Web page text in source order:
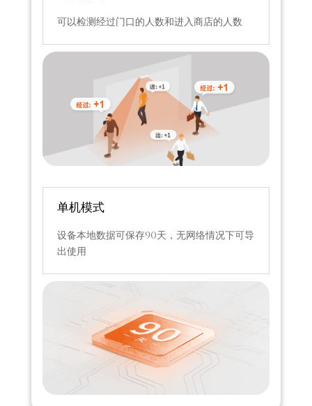
可以检测经过门口的人数和进入商店的人数
单机模式
设备本地数据可保存90天，无网络情况下可导
出使用